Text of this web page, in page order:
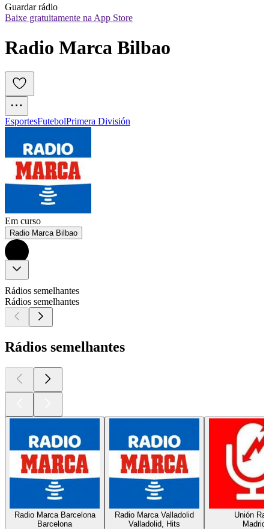
Guardar rádio
Baixe gratuitamente na App Store
Radio Marca Bilbao
EsportesFutebolPrimera División
Em curso
Radio Marca Bilbao
Rádios semelhantes
Rádios semelhantes
Rádios semelhantes
Radio Marca Barcelona
Barcelona
Radio Marca Valladolid
Valladolid, Hits
Unión
Madrid